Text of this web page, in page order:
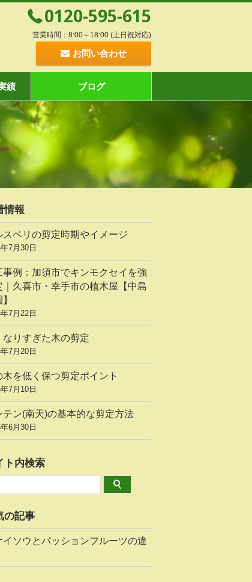
0120-595-615
営業時間：8:00～18:00 (土日祝対応)
お問い合わせ
績 ブログ
情報
スベリの剪定時期やイメージ
7月30日
事例：加須市でキンモクセイを強
｜久喜市・幸手市の植木屋【中島
7月22日
なりすぎた木の剪定
7月20日
木を低く保つ剪定ポイント
7月10日
テン(南天)の基本的な剪定方法
6月30日
ト内検索
の記事
イソウとパッションフルーツの違